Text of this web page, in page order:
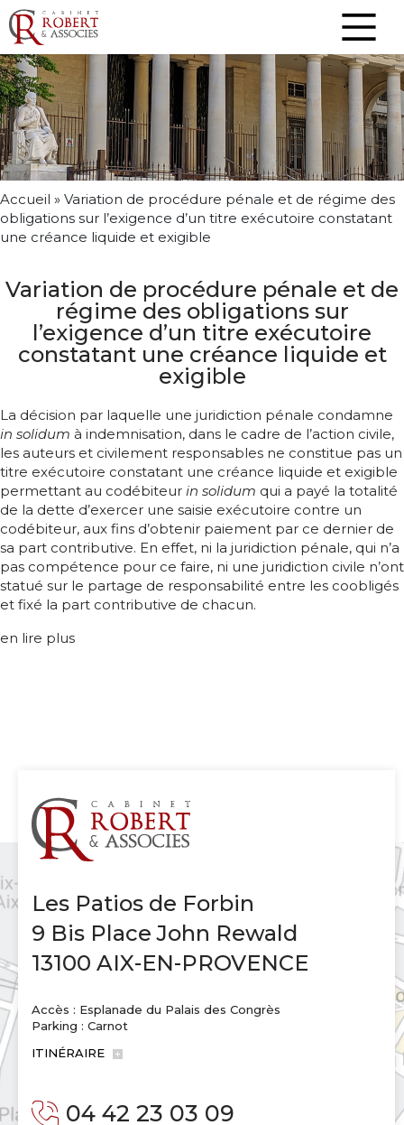
Accueil » Variation de procédure pénale et de régime des
obligations sur l’exigence d’un titre exécutoire constatant
une créance liquide et exigible
Variation de procédure pénale et de
régime des obligations sur
l’exigence d’un titre exécutoire
constatant une créance liquide et
exigible
La décision par laquelle une juridiction pénale condamne
in solidum à indemnisation, dans le cadre de l’action civile,
les auteurs et civilement responsables ne constitue pas un
titre exécutoire constatant une créance liquide et exigible
permettant au codébiteur in solidum qui a payé la totalité
de la dette d’exercer une saisie exécutoire contre un
codébiteur, aux fins d’obtenir paiement par ce dernier de
sa part contributive. En effet, ni la juridiction pénale, qui n’a
pas compétence pour ce faire, ni une juridiction civile n’ont
statué sur le partage de responsabilité entre les coobligés
et fixé la part contributive de chacun.
en lire plus
Les Patios de Forbin
9 Bis Place John Rewald
13100 AIX-EN-PROVENCE
Accès : Esplanade du Palais des Congrès
Parking : Carnot
ITINÉRAIRE
04 42 23 03 09